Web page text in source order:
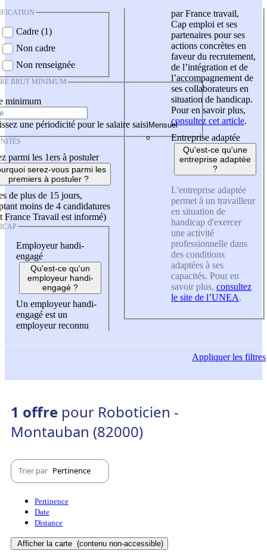
Cadre (1)
Non cadre
Non renseignée
BRUT MINIMUM
minimum
une périodicité pour le salaire saisi
parmi les 1ers à postuler
serez-vous parmi les
premiers à postuler ?
de plus de 15 jours,
moins de 4 candidatures
France Travail est informé)
Employeur handi-
engagé
Qu'est-ce qu'un
employeur handi-
engagé ?
Un employeur handi-
engagé est un
employeur reconnu
par France travail,
Cap emploi et ses
partenaires pour ses
actions concrètes en
faveur du recrutement,
de l’intégration et de
l’accompagnement de
ses collaborateurs en
situation de handicap.
Pour en savoir plus,
consultez cet article.
Entreprise adaptée
Qu'est-ce qu'une
entreprise adaptée
?
L'entreprise adaptée
permet à un travailleur
en situation de
handicap d'exercer
une activité
professionnelle dans
des conditions
adaptées à ses
capacités. Pour en
savoir plus, consultez
le site de l’UNEA.
Appliquerles filtres
1 offre pour Roboticien -
Montauban (82000)
Trier par Pertinence
Pertinence
Date
Distance
Afficher la carte (contenu non-accessible)